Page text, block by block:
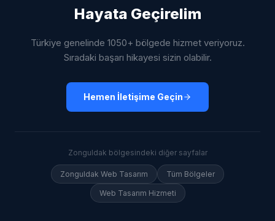
Hayata Geçirelim
Türkiye genelinde 1050+ bölgede hizmet veriyoruz.
Sıradaki başarı hikayesi sizin olabilir.
Hemen İletişime Geçin
Zonguldak bölgesindeki diğer sayfalar
Zonguldak Web Tasarım Tüm Bölgeler
Web Tasarım Hizmeti